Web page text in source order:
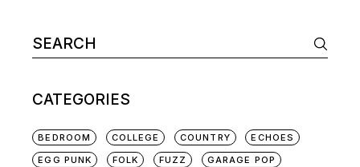
Search
for:
CATEGORIES
BEDROOM COLLEGE COUNTRY
ECHOES
EGG PUNK
FOLK FUZZ
GARAGE POP